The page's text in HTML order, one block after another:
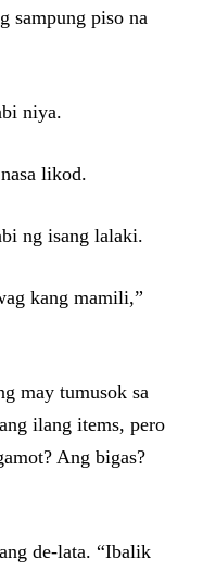
sampung piso na
niya.
likod.
ng isang lalaki.
kang mamili,”
may tumusok sa
ilang items, pero
Ang bigas?
de-lata. “Ibalik